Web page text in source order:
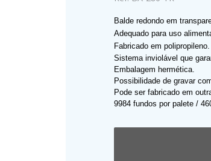
Balde redondo em
Adequado para uso
Fabricado em polipropileno.
Sistema inviolável que
Embalagem hermética.
Possibilidade de gravar
Pode ser fabricado em
9984 fundos por palete /